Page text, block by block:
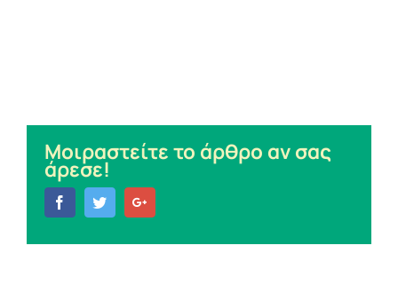
Μοιραστείτε το άρθρο αν σας
άρεσε!
FacebookTwitter